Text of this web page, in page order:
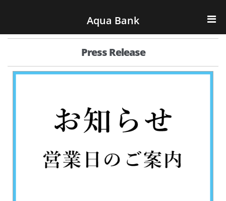
Aqua Bank
TOP
KENCOS・eye-cos
COOLIC
会社概要
Press Release